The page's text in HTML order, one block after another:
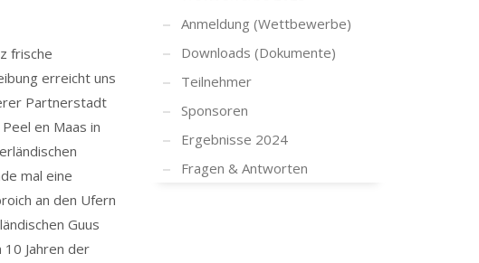
frische
erreicht uns
Partnerstadt
en Maas in
mal eine
an den Ufern
Guus
Jahren der
Anmeldung (Wettbewerbe)
Downloads (Dokumente)
Teilnehmer
Sponsoren
Ergebnisse 2024
Fragen & Antworten